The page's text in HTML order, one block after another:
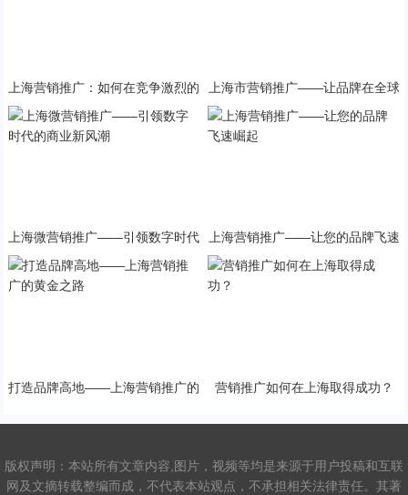
上海营销推广：如何在竞争激烈的
上海市营销推广——让品牌在全球
上海微营销推广——引领数字时代
的商业新风潮
上海营销推广——让您的品牌飞速
打造品牌高地——上海营销推广的
营销推广如何在上海取得成功？
版权声明：本站所有文章内容,图片，视频等均是来源于用户投稿和互联
网及文摘转载整编而成，不代表本站观点，不承担相关法律责任。其著